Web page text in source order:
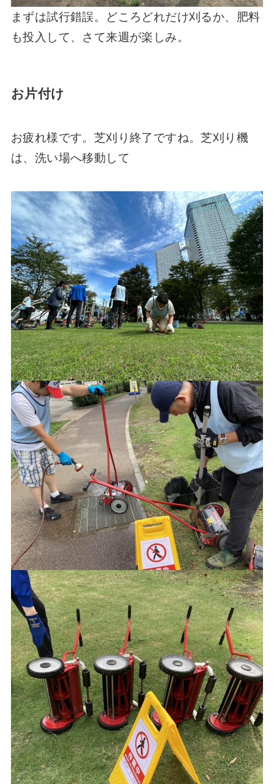
まずは試行錯誤。どころどれだけ刈るか、肥料
も投入して、さて来週が楽しみ。
お片付け
お疲れ様です。芝刈り終了ですね。芝刈り機
は、洗い場へ移動して